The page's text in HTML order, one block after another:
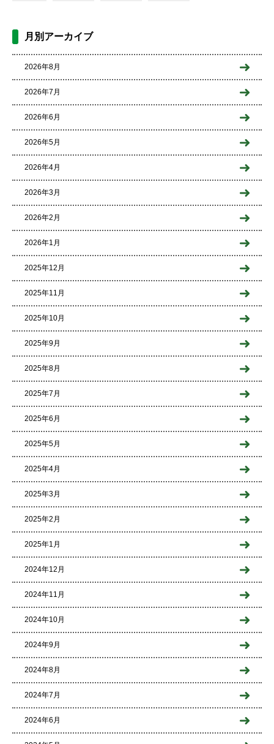
月別アーカイブ
2026年8月
2026年7月
2026年6月
2026年5月
2026年4月
2026年3月
2026年2月
2026年1月
2025年12月
2025年11月
2025年10月
2025年9月
2025年8月
2025年7月
2025年6月
2025年5月
2025年4月
2025年3月
2025年2月
2025年1月
2024年12月
2024年11月
2024年10月
2024年9月
2024年8月
2024年7月
2024年6月